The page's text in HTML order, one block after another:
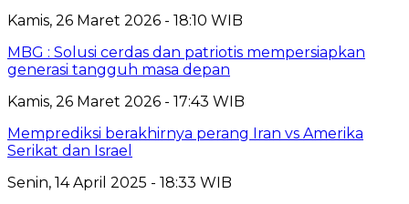
Kamis, 26 Maret 2026 - 18:10 WIB
MBG : Solusi cerdas dan patriotis mempersiapkan
generasi tangguh masa depan
Kamis, 26 Maret 2026 - 17:43 WIB
Memprediksi berakhirnya perang Iran vs Amerika
Serikat dan Israel
Senin, 14 April 2025 - 18:33 WIB